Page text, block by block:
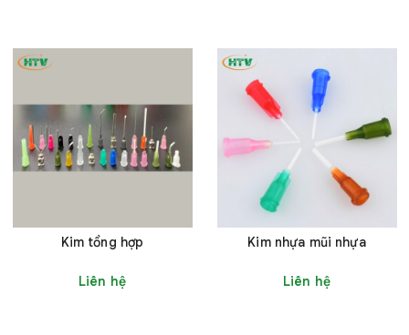
Kim tổng hợp
Liên hệ
Kim nhựa mũi nhựa
Liên hệ